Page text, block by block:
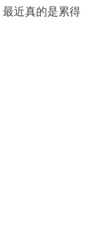
最近真的是累得